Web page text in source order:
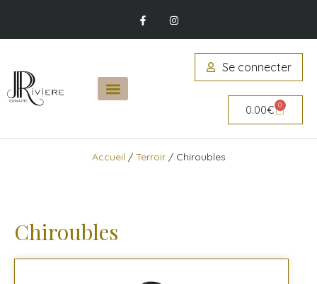
Se connecter
0.00€ 0
Accueil / Terroir/ Chiroubles
Chiroubles